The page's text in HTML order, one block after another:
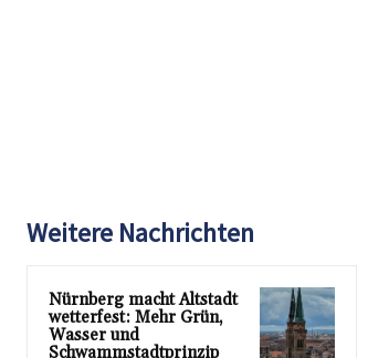
Weitere Nachrichten
Nürnberg macht Altstadt
wetterfest: Mehr Grün,
Wasser und
Schwammstadtprinzip